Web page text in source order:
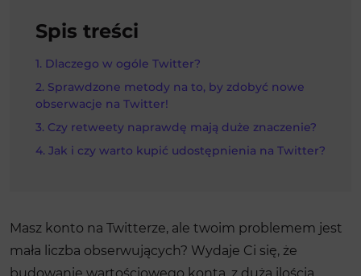
Spis treści
Dlaczego w ogóle Twitter?
Sprawdzone metody na to, by zdobyć nowe
obserwacje na Twitter!
Czy retweety naprawdę mają duże znaczenie?
Jak i czy warto kupić udostępnienia na Twitter?
Masz konto na Twitterze, ale twoim problemem jest
mała liczba obserwujących? Wydaje Ci się, że
budowanie wartościowego konta, z dużą ilością